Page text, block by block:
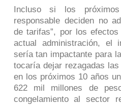
Incluso si los
responsable deciden no
de tarifas”, por los
actual administración, el
sería tan impactante para
tocaría dejar rezagadas
en los próximos 10 años
622 mil millones de
congelamiento al sector